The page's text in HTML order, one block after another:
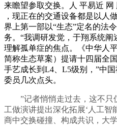
来瞻望参取交换。人 平易近 网
，现正在的交通设备都是以人
界上第一部以“生态”定名的法
务。“我调研发觉，于翔系统
理解孤单症的焦点。《中华人
简称生态草案）提请十四届全
手艺成长到L4、L5级别，”中
委员几次点头。
”记者悄悄走过去，这不只
工做演讲提出深化拓展‘人工智
商中交换碰撞、构成共识，大